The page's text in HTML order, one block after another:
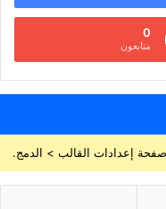
0
متابعون